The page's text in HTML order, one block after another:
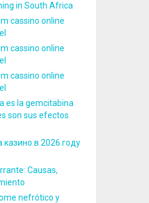
in South Africa
cassino online
cassino online
cassino online
es la gemcitabina
son sus efectos
в 2026 году
Causas,
nefrótico y